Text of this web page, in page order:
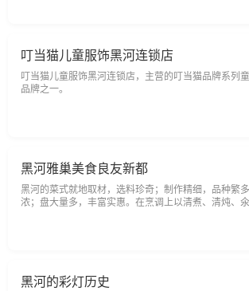
叮当猫儿童服饰黑河连锁店
叮当猫儿童服饰黑河连锁店，主营的叮当猫品牌系列
品牌之一。
黑河雅巢美食良友新都
黑河的菜式就地取材，选料珍奇；制作精细，品种繁
浓；盘大量多，丰富实惠。在烹调上以清煮、清炖、
黑河的彩灯历史